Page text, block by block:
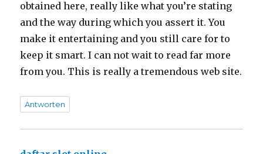
obtained here, really like what you’re stating
and the way during which you assert it. You
make it entertaining and you still care for to
keep it smart. I can not wait to read far more
from you. This is really a tremendous web site.
Antworten